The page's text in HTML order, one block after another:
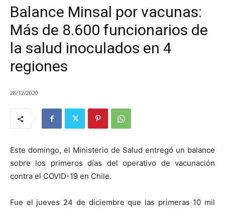
Balance Minsal por vacunas:
Más de 8.600 funcionarios de
la salud inoculados en 4
regiones
28/12/2020
Este domingo, el Ministerio de Salud entregó un balance
sobre los primeros días del operativo de vacunación
contra el COVID-19 en Chile.
Fue el jueves 24 de diciembre que las primeras 10 mil